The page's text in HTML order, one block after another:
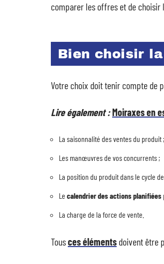
comparer les offres et de choisir
Bien choisir
Votre choix doit tenir compte de
Lire également :Moiraxes en
La saisonnalité des ventes du produit ;
Les manœuvres de vos concurrents ;
La position du produit dans le cycle
Le calendrier des actions planifiées
La charge de la force de vente.
Tousces éléments doivent être